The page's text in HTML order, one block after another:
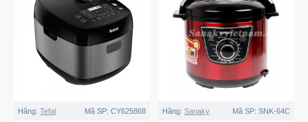
Hãng: Tefal Mã SP: CY625868 Hãng: Sanaky Mã SP: SNK-64C